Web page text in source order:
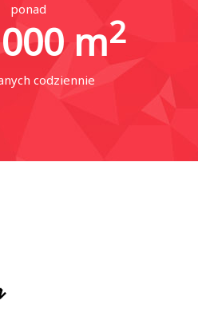
ponad
m2
codziennie